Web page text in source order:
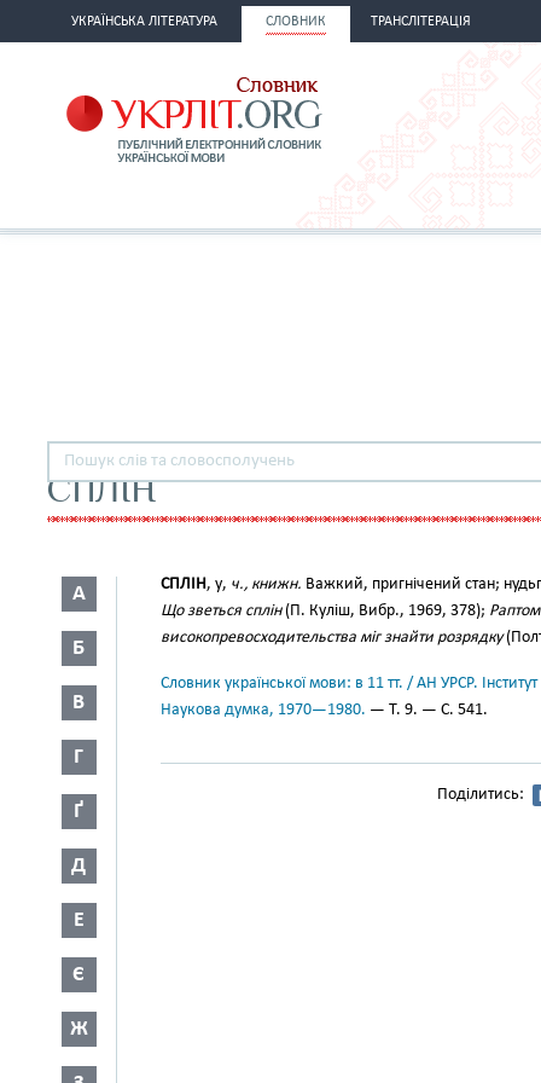
УКРАЇНСЬКА ЛІТЕРАТУРА СЛОВНИК ТРАНСЛІТЕРАЦІЯ
СПЛІН
А
Б
В
Г
Ґ
Д
Е
Є
Ж
СПЛІН, у, ч., книжн. Важкий, пригнічений стан;
Що зветься сплін(П. Куліш, Вибр., 1969, 378); Раптом
високопревосходительства міг знайти розрядку
Словник української мови: в 11 тт. / АН УРСР.
Наукова думка, 1970—1980. — Т. 9. — С. 541.
Поділитись: